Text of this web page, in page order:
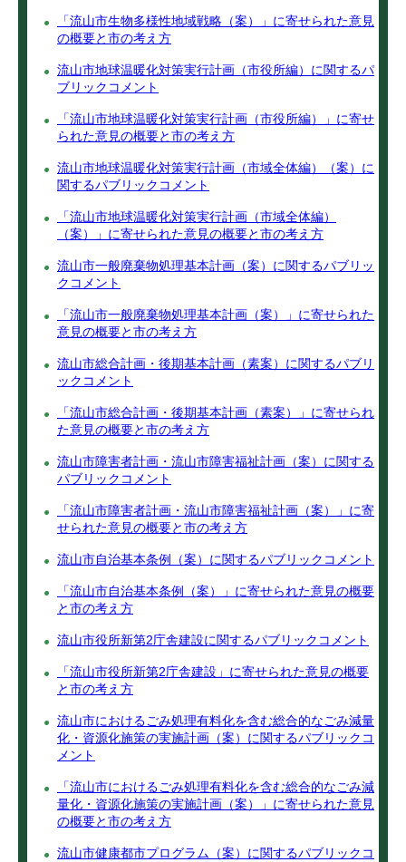
「流山市生物多様性地域戦略（案）」に寄せられた意見
の概要と市の考え方
流山市地球温暖化対策実行計画（市役所編）に関するパ
ブリックコメント
「流山市地球温暖化対策実行計画（市役所編）」に寄せ
られた意見の概要と市の考え方
流山市地球温暖化対策実行計画（市域全体編）（案）に
関するパブリックコメント
「流山市地球温暖化対策実行計画（市域全体編）
（案）」に寄せられた意見の概要と市の考え方
流山市一般廃棄物処理基本計画（案）に関するパブリッ
クコメント
「流山市一般廃棄物処理基本計画（案）」に寄せられた
意見の概要と市の考え方
流山市総合計画・後期基本計画（素案）に関するパブリ
ックコメント
「流山市総合計画・後期基本計画（素案）」に寄せられ
た意見の概要と市の考え方
流山市障害者計画・流山市障害福祉計画（案）に関する
パブリックコメント
「流山市障害者計画・流山市障害福祉計画（案）」に寄
せられた意見の概要と市の考え方
流山市自治基本条例（案）に関するパブリックコメント
「流山市自治基本条例（案）」に寄せられた意見の概要
と市の考え方
流山市役所新第2庁舎建設に関するパブリックコメント
「流山市役所新第2庁舎建設」に寄せられた意見の概要
と市の考え方
流山市におけるごみ処理有料化を含む総合的なごみ減量
化・資源化施策の実施計画（案）に関するパブリックコ
メント
「流山市におけるごみ処理有料化を含む総合的なごみ減
量化・資源化施策の実施計画（案）」に寄せられた意見
の概要と市の考え方
流山市健康都市プログラム（案）に関するパブリックコ